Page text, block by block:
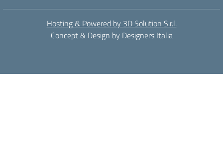
Hosting & Powered by 3D Solution S.r.l.
Concept & Design by Designers Italia